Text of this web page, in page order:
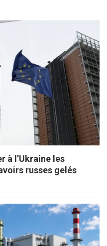
à l’Ukraine les
russes gelés